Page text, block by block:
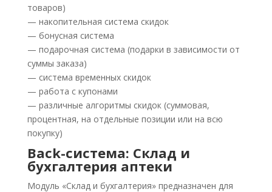
товаров)
— накопительная система скидок
— бонусная система
— подарочная система (подарки в зависимости от
суммы заказа)
— система временных скидок
— работа с купонами
— различные алгоритмы скидок (суммовая,
процентная, на отдельные позиции или на всю
покупку)
Back-система: Склад и
бухгалтерия аптеки
Модуль «Склад и бухгалтерия» предназначен для